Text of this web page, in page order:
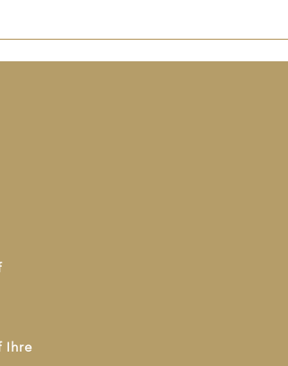
Ihre